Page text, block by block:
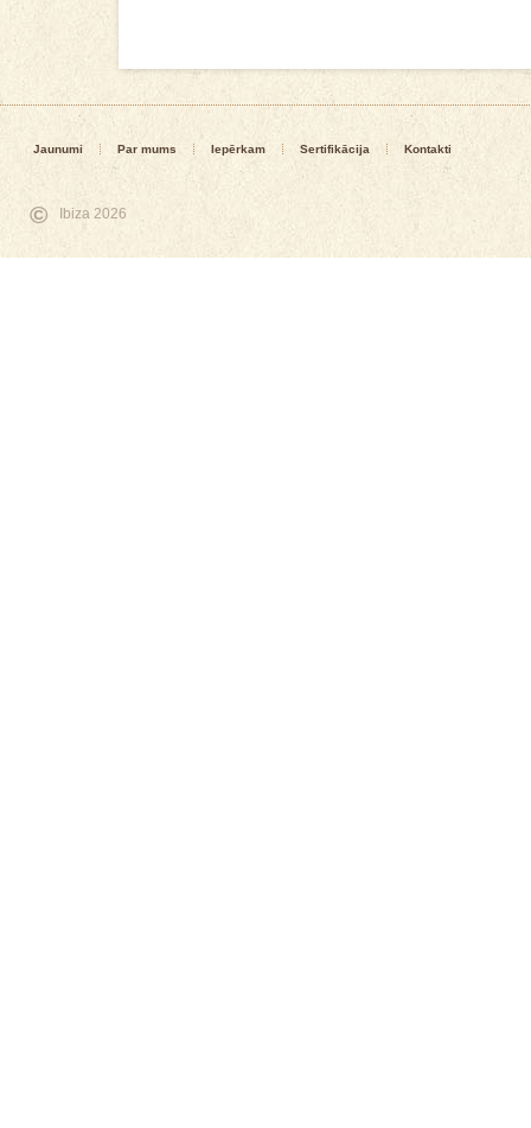
Jaunumi Par mums Iepērkam Sertifikācija Kontakti
© Ibiza 2026